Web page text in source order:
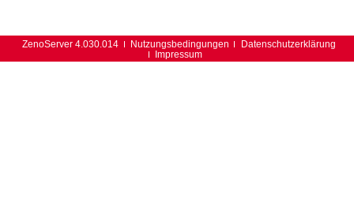
ZenoServer 4.030.014 Nutzungsbedingungen
Datenschutzerklärung
Impressum